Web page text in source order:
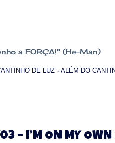
a FORÇA!" (He-Man)
DE LUZ ALÉM DO
– I’M ON MY OWN